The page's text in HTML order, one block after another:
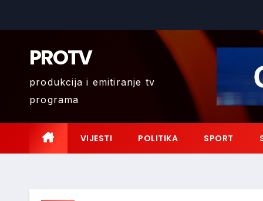
PROTV
produkcija i emitiranje tv
programa
VIJESTI POLITIKA SPORT